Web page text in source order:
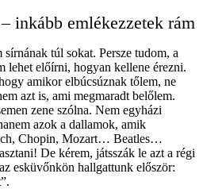
inkább emlékezzetek rám
túl sokat. Persze tudom, a
lehet előírni, hogyan kellene érezni.
amikor elbúcsúznak tőlem, ne
azt is, ami megmaradt belőlem.
zene szólna. Nem egyházi
azok a dallamok, amik
Chopin, Mozart… Beatles…
De kérem, játsszák le azt a régi
esküvőnkön hallgattunk először: